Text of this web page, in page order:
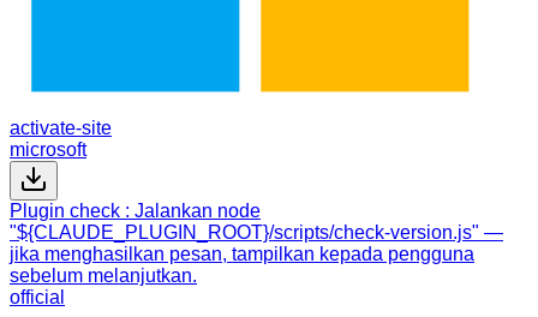
activate-site
microsoft
Plugin check : Jalankan node
"${CLAUDE_PLUGIN_ROOT}/scripts/check-version.js" —
jika menghasilkan pesan, tampilkan kepada pengguna
sebelum melanjutkan.
official